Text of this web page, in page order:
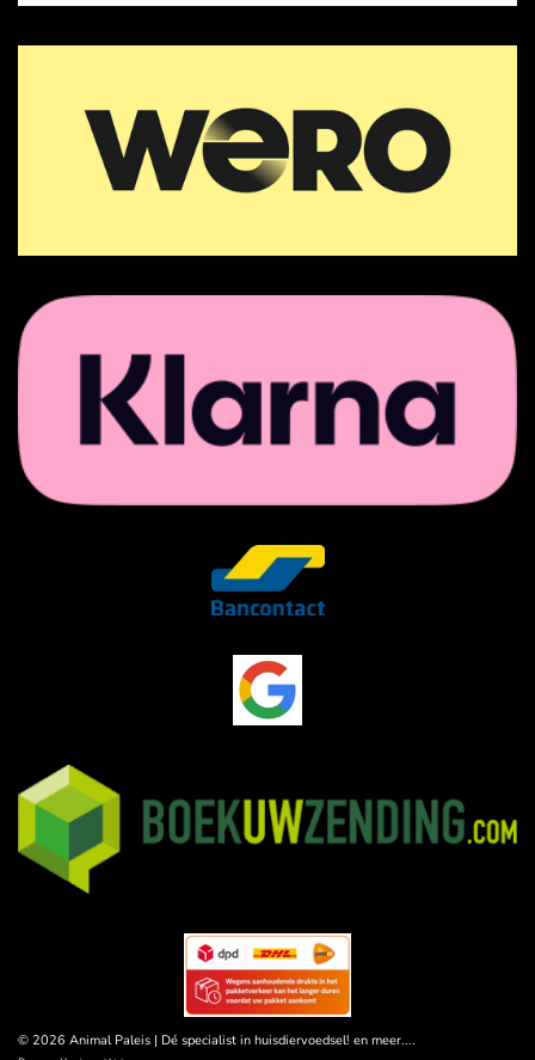
© 2026 Animal Paleis | Dé specialist in huisdiervoedsel! en meer....